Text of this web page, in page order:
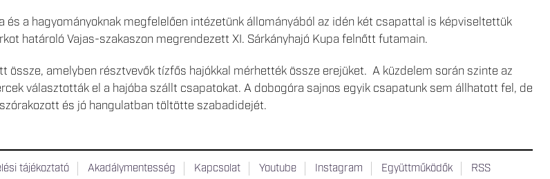
és a hagyományoknak megfelelően intézetünk állományából az idén két csapattal is képviseltettük
határoló Vajas-szakaszon megrendezett XI. Sárkányhajó Kupa felnőtt futamain.
össze, amelyben résztvevők tízfős hajókkal mérhették össze erejüket. A küzdelem során szinte az
választották el a hajóba szállt csapatokat. A dobogóra sajnos egyik csapatunk sem állhatott fel, de
és jó hangulatban töltötte szabadidejét.
tájékoztató Akadálymentesség Kapcsolat Youtube Instagram Együttműködők RSS